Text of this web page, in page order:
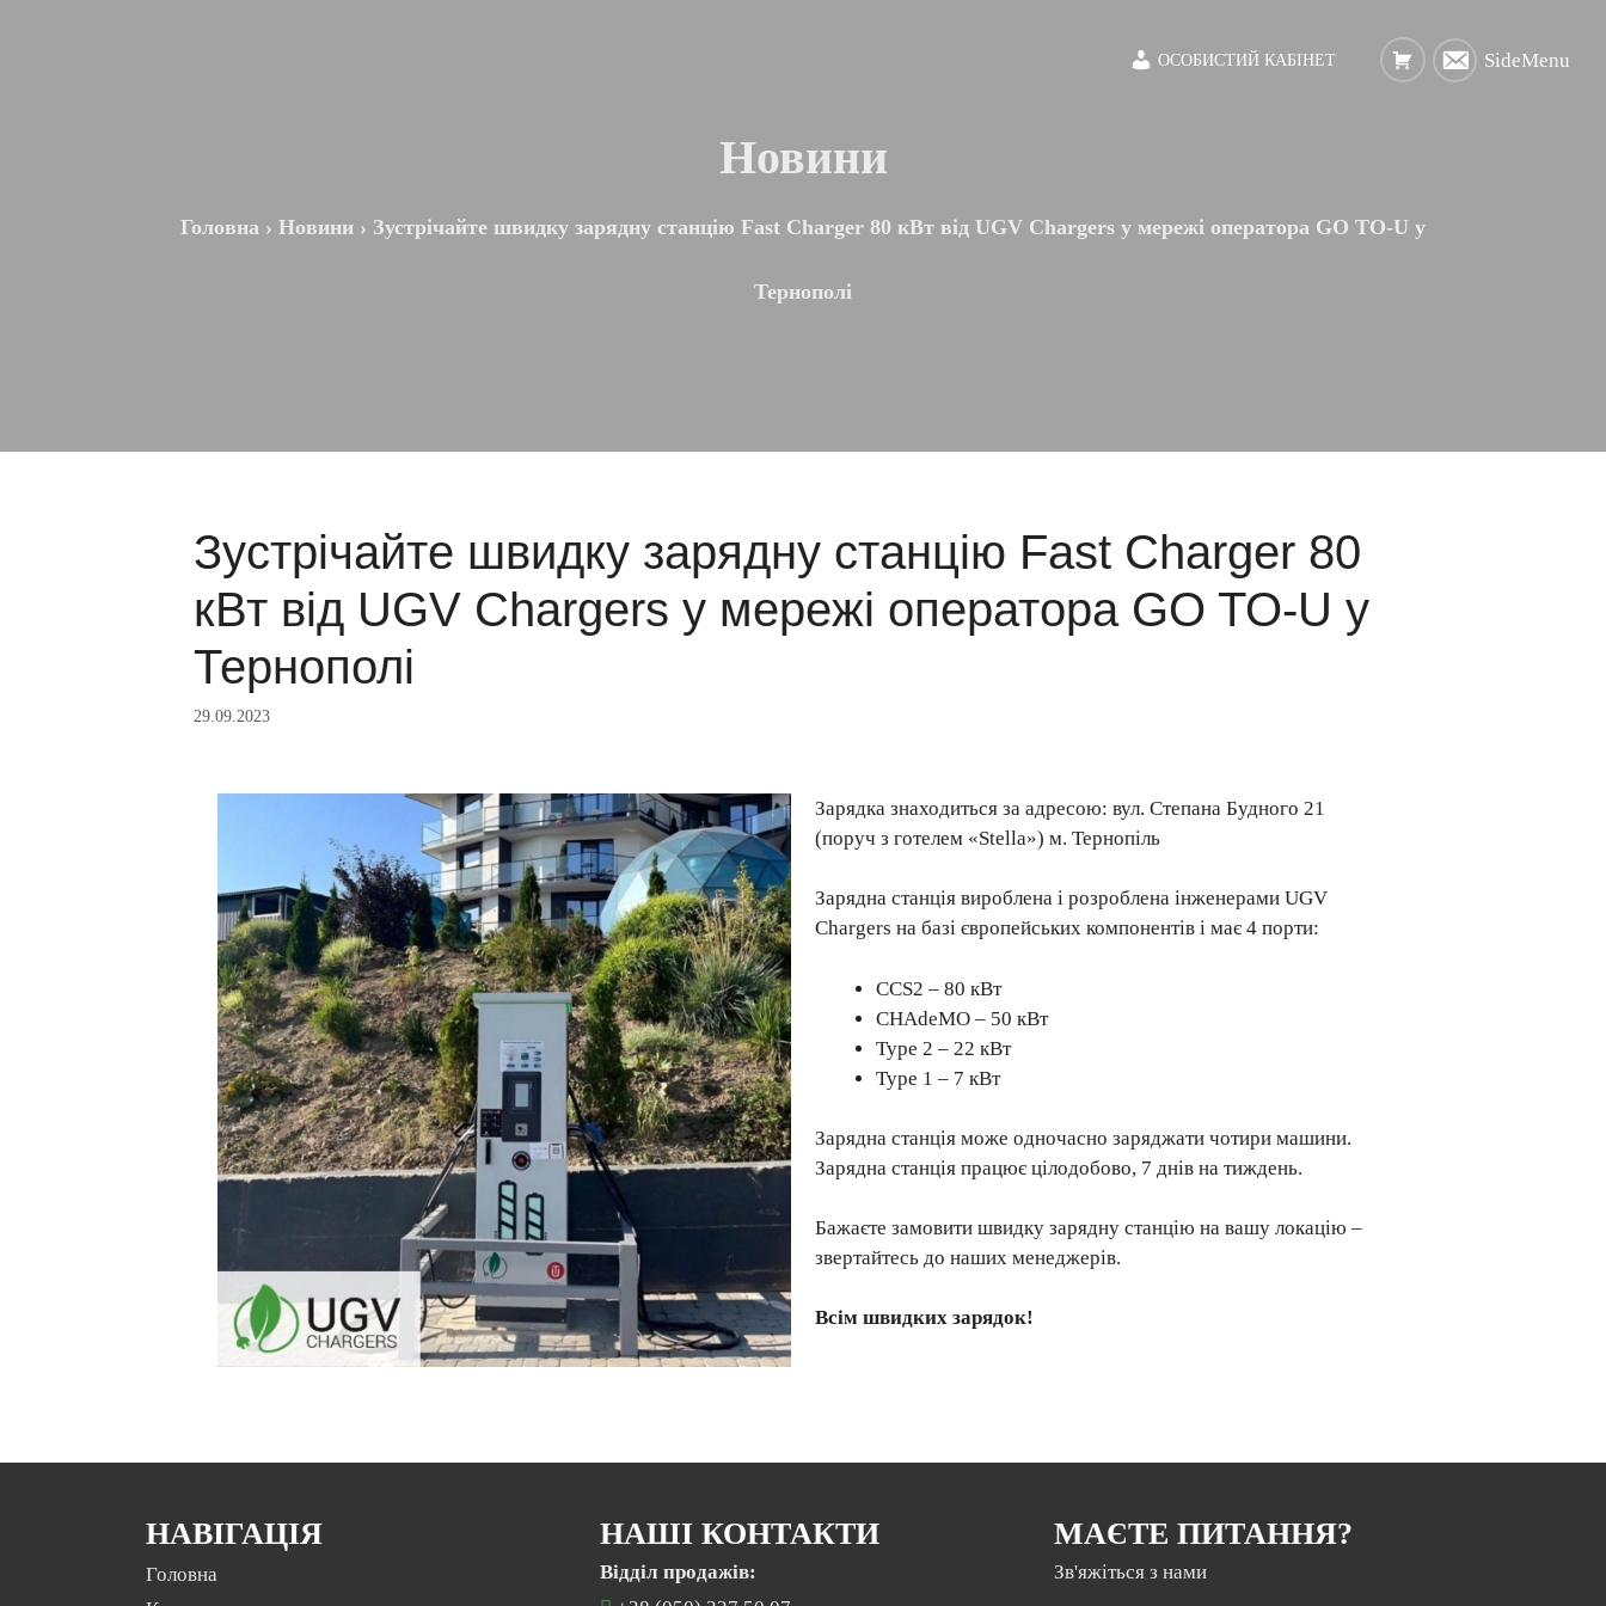
ОСОБИСТИЙ КАБІНЕТ SideMenu
Новини
Головна › Новини › Зустрічайте швидку зарядну станцію Fast Charger 80 кВт від UGV Chargers у мережі оператора GO TO-U у
Тернополі
Зустрічайте швидку зарядну станцію Fast Charger 80
кВт від UGV Chargers у мережі оператора GO TO-U у
Тернополі
29.09.2023
Зарядка знаходиться за адресою: вул. Степана Будного 21
(поруч з готелем «Stella») м. Тернопіль
Зарядна станція вироблена і розроблена інженерами UGV
Chargers на базі європейських компонентів і має 4 порти:
CCS2 – 80 кВт
CHAdeMO – 50 кВт
Type 2 – 22 кВт
Type 1 – 7 кВт
Зарядна станція може одночасно заряджати чотири машини.
Зарядна станція працює цілодобово, 7 днів на тиждень.
Бажаєте замовити швидку зарядну станцію на вашу локацію –
звертайтесь до наших менеджерів.
Всім швидких зарядок!
НАВІГАЦІЯ
Головна
НАШІ КОНТАКТИ
Відділ продажів:
МАЄТЕ ПИТАННЯ?
Зв'яжіться з нами